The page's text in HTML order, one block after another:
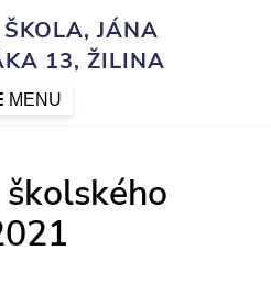
JÁNA
13, ŽILINA
MENU